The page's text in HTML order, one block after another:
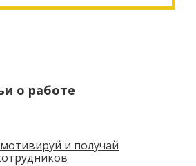
о работе
и получай